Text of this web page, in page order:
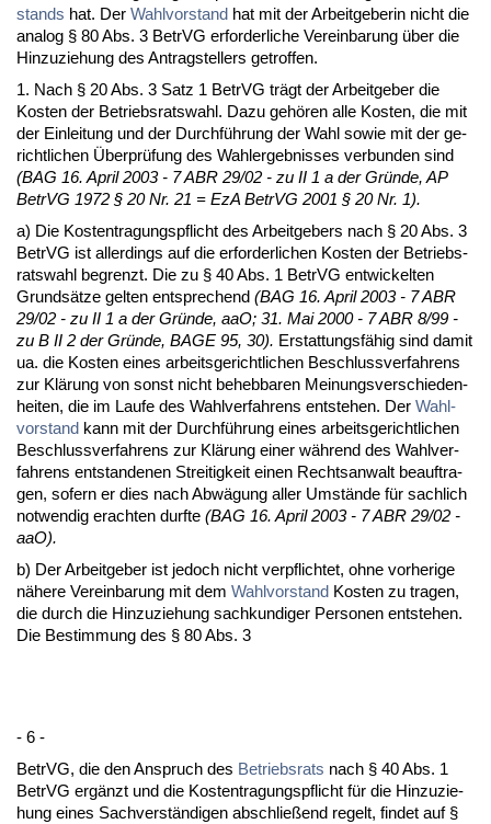
stands hat. Der Wahl­vor­stand hat mit der Ar­beit­ge­be­rin nicht die
ana­log § 80 Abs. 3 Be­trVG er­for­der­li­che Ver­ein­ba­rung über die
Hin­zu­zie­hung des An­trag­stel­lers ge­trof­fen.
1. Nach § 20 Abs. 3 Satz 1 Be­trVG trägt der Ar­beit­ge­ber die
Kos­ten der Be­triebs­rats­wahl. Da­zu gehören al­le Kos­ten, die mit
der Ein­lei­tung und der Durchführung der Wahl so­wie mit der ge­
richt­li­chen Über­prüfung des Wahl­er­geb­nis­ses ver­bun­den sind
(BAG 16. April 2003 - 7 ABR 29/02 - zu II 1 a der Gründe, AP
Be­trVG 1972 § 20 Nr. 21 = EzA Be­trVG 2001 § 20 Nr. 1).
a) Die Kos­ten­tra­gungs­pflicht des Ar­beit­ge­bers nach § 20 Abs. 3
Be­trVG ist al­ler­dings auf die er­for­der­li­chen Kos­ten der Be­triebs­
rats­wahl be­grenzt. Die zu § 40 Abs. 1 Be­trVG ent­wi­ckel­ten
Grundsätze gel­ten ent­spre­chend (BAG 16. April 2003 - 7 ABR
29/02 - zu II 1 a der Gründe, aaO; 31. Mai 2000 - 7 ABR 8/99 -
zu B II 2 der Gründe, BA­GE 95, 30). Er­stat­tungsfähig sind da­mit
ua. die Kos­ten ei­nes ar­beits­ge­richt­li­chen Be­schluss­ver­fah­rens
zur Klärung von sonst nicht be­heb­ba­ren Mei­nungs­ver­schie­den­
hei­ten, die im Lau­fe des Wahl­ver­fah­rens ent­ste­hen. Der Wahl­
vor­stand kann mit der Durchführung ei­nes ar­beits­ge­richt­li­chen
Be­schluss­ver­fah­rens zur Klärung ei­ner während des Wahl­ver­
fah­rens ent­stan­de­nen Strei­tig­keit ei­nen Rechts­an­walt be­auf­tra­
gen, so­fern er dies nach Abwägung al­ler Umstände für sach­lich
not­wen­dig er­ach­ten durf­te (BAG 16. April 2003 - 7 ABR 29/02 -
aaO).
b) Der Ar­beit­ge­ber ist je­doch nicht ver­pflich­tet, oh­ne vor­he­ri­ge
nähe­re Ver­ein­ba­rung mit dem Wahl­vor­stand Kos­ten zu tra­gen,
die durch die Hin­zu­zie­hung sach­kun­di­ger Per­so­nen ent­ste­hen.
Die Be­stim­mung des § 80 Abs. 3
- 6 -
Be­trVG, die den An­spruch des Be­triebs­rats nach § 40 Abs. 1
Be­trVG ergänzt und die Kos­ten­tra­gungs­pflicht für die Hin­zu­zie­
hung ei­nes Sach­verständi­gen ab­sch­ließend re­gelt, fin­det auf §